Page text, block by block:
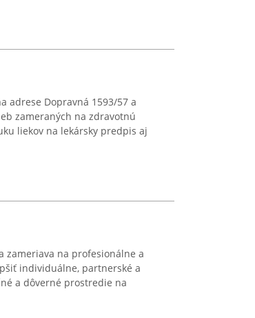
adrese Dopravná 1593/57 a
zameraných na zdravotnú
liekov na lekársky predpis aj
zameriava na profesionálne a
individuálne, partnerské a
a dôverné prostredie na